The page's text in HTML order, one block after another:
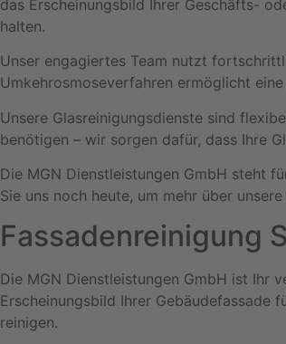
das Erscheinungsbild Ihrer Geschäfts-
halten.
Unser engagiertes Team nutzt
Umkehrosmoseverfahren ermöglicht
Unsere Glasreinigungsdienste sind
benötigen – wir sorgen dafür, dass Ihre
Die MGN Dienstleistungen GmbH steht
Sie uns noch heute, um mehr über
Fassadenreinigung
Die MGN Dienstleistungen GmbH ist Ihr
Erscheinungsbild Ihrer Gebäudefassade
reinigen.